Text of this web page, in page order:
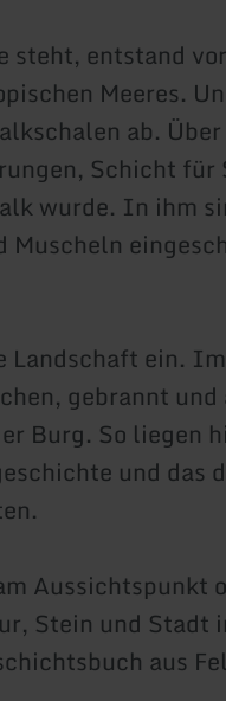
steht, entstand
Meeres.
ab.
Schicht für
wurde. In ihm
Landschaft ein.
gebrannt
Burg. So liegen
und das
Aussichtspunkt
Stein und Stadt
aus